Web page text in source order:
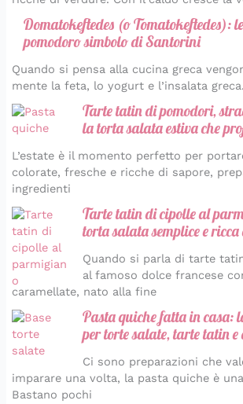
Domatokeftedes (o Tomatokeftedes):
pomodoro simbolo di Santorini
Quando si pensa alla cucina greca
mente la feta, lo yogurt e l’insalata
Tarte tatin di pomodori,
la torta salata estiva che
L’estate è il momento perfetto per
colorate, fresche e ricche di sapore,
ingredienti
Tarte tatin di cipolle al
torta salata semplice e ricca
Quando si parla di tarte
al famoso dolce francese
caramellate, nato alla fine
Pasta quiche fatta in casa:
per torte salate, tarte tatin e
Ci sono preparazioni che
imparare una volta, la pasta quiche è
Bastano pochi